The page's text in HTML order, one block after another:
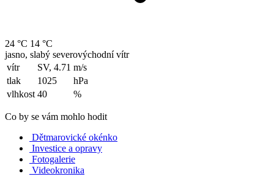
24 °C 14 °C
jasno, slabý severovýchodní vítr
vítr
SV, 4.71 m/s
tlak
1025
hPa
vlhkost 40 %
Co by se vám mohlo hodit
Dětmarovické okénko
Investice a opravy
Fotogalerie
Videokronika